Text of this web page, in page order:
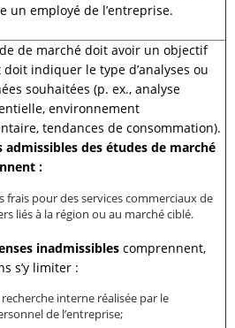
un employé de l’entreprise.
de marché doit avoir un objectif
indiquer le type d’analyses ou
souhaitées (p. ex., analyse
environnement
tendances de consommation).
admissibles des études de marché
:
frais pour des services commerciaux de
liés à la région ou au marché ciblé.
inadmissibles comprennent,
s’y limiter :
recherche interne réalisée par le
de l’entreprise;